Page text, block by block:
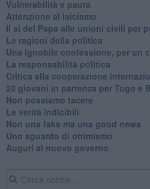
Vulnerabilità e paura
Attenzione al laicismo
Il si del Papa alle unioni civili per
Le ragioni della politica
​Una ignobile confessione, per un
La responsabilità politica
Critica alla cooperazione
20 giovani in partenza per Togo e
​Non possiamo tacere
​Le verità indicibili
Non una fake ma una good news
Uno sguardo di ottimismo
Auguri al nuovo governo